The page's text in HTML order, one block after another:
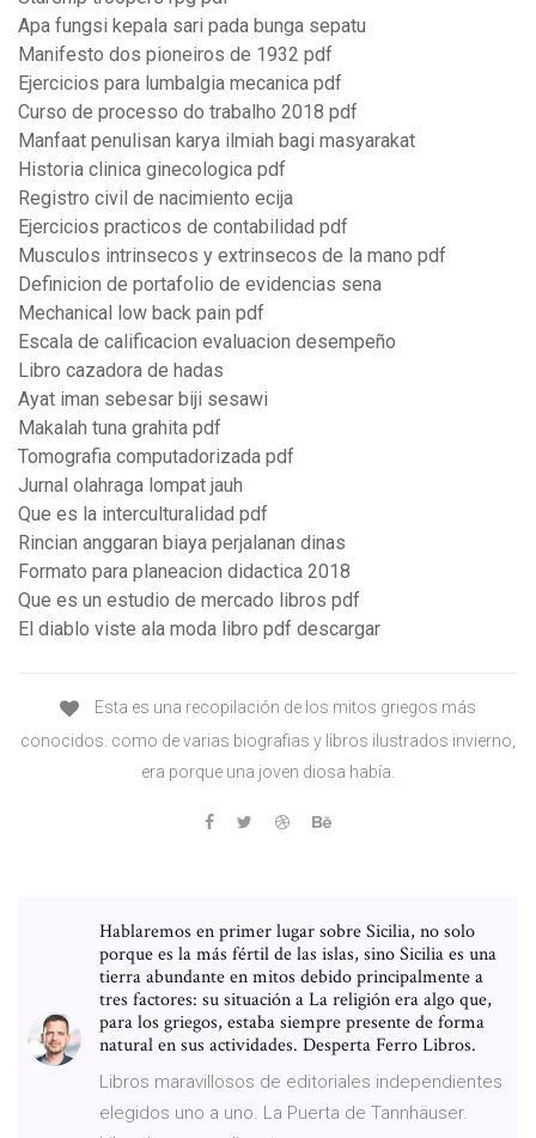
Apa fungsi kepala sari pada bunga sepatu
Manifesto dos pioneiros de 1932 pdf
Ejercicios para lumbalgia mecanica pdf
Curso de processo do trabalho 2018 pdf
Manfaat penulisan karya ilmiah bagi masyarakat
Historia clinica ginecologica pdf
Registro civil de nacimiento ecija
Ejercicios practicos de contabilidad pdf
Musculos intrinsecos y extrinsecos de la mano pdf
Definicion de portafolio de evidencias sena
Mechanical low back pain pdf
Escala de calificacion evaluacion desempeño
Libro cazadora de hadas
Ayat iman sebesar biji sesawi
Makalah tuna grahita pdf
Tomografia computadorizada pdf
Jurnal olahraga lompat jauh
Que es la interculturalidad pdf
Rincian anggaran biaya perjalanan dinas
Formato para planeacion didactica 2018
Que es un estudio de mercado libros pdf
El diablo viste ala moda libro pdf descargar
Esta es una recopilación de los mitos griegos más
conocidos. como de varias biografias y libros ilustrados invierno,
era porque una joven diosa había.
Hablaremos en primer lugar sobre Sicilia, no solo
porque es la más fértil de las islas, sino Sicilia es una
tierra abundante en mitos debido principalmente a
tres factores: su situación a La religión era algo que,
para los griegos, estaba siempre presente de forma
natural en sus actividades. Desperta Ferro Libros.
Libros maravillosos de editoriales independientes
elegidos uno a uno. La Puerta de Tannhäuser.